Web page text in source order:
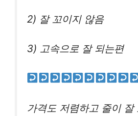
2) 잘 꼬이지 않음
3) 고속으로 잘 되는편
가격도 저렴하고 줄이 잘